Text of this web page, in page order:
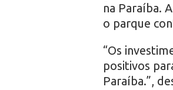
na Paraíba.
o parque
“Os
positivos
Paraíba.”,